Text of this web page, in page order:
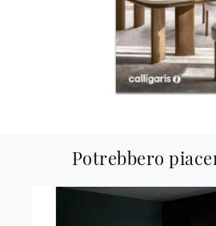
Potrebbero